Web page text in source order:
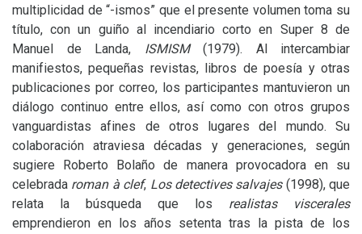
multiplicidad de “-ismos” que el presente volumen toma su
título, con un guiño al incendiario corto en Super 8 de
Manuel de Landa, ISMISM(1979). Al intercambiar
manifiestos, pequeñas revistas, libros de poesía y otras
publicaciones por correo, los participantes mantuvieron un
diálogo continuo entre ellos, así como con otros grupos
vanguardistas afines de otros lugares del mundo. Su
colaboración atraviesa décadas y generaciones, según
sugiere Roberto Bolaño de manera provocadora en su
celebrada roman à clef, Los detectives salvajes(1998), que
relata la búsqueda que los realistas viscerales
emprendieron en los años setenta tras la pista de los